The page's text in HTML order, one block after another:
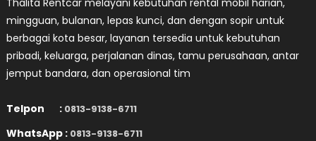
mingguan, bulanan, lepas kunci, dan dengan sopir untuk
berbagai kota besar, layanan tersedia untuk kebutuhan
pribadi, keluarga, perjalanan dinas, tamu perusahaan, antar
jemput bandara, dan operasional tim
Telpon : 0813-9138-6711
WhatsApp : 0813-9138-6711